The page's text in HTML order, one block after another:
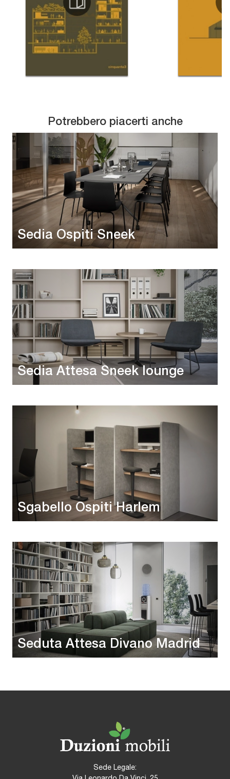
Potrebbero piacerti anche
Sedia Ospiti Sneek
Sedia Attesa Sneek lounge
Sgabello Ospiti Harlem
Seduta Attesa Divano Madrid
Sede Legale: